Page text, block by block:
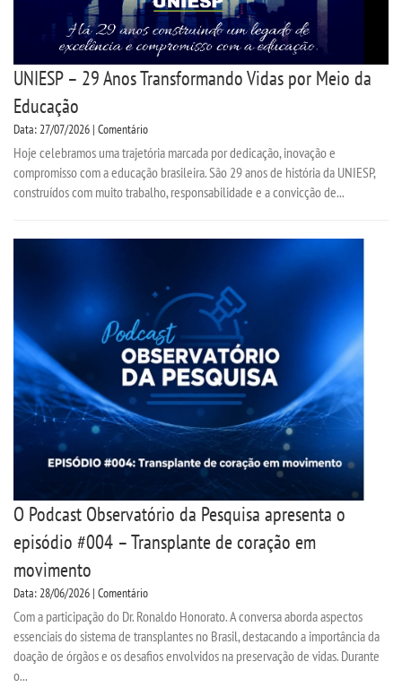
BACHARELADOS
LICENCIATURAS
TECNOLÓGICOS
VESTIBULAR
SEGUNDA GRADUAÇÃO
MATRÍCULA
EDITAL
UNIESP NEWS
BLOG CONEXÃO UNIESP
UNIESP – 29 Anos Transformando Vidas por Meio da
Educação
Data: 27/07/2026 | Comentário
Hoje celebramos uma trajetória marcada por dedicação, inovação e
compromisso com a educação brasileira. São 29 anos de história da UNIESP,
construídos com muito trabalho, responsabilidade e a convicção de...
O Podcast Observatório da Pesquisa apresenta o
episódio #004 – Transplante de coração em
movimento
Data: 28/06/2026 | Comentário
Com a participação do Dr. Ronaldo Honorato. A conversa aborda aspectos
essenciais do sistema de transplantes no Brasil, destacando a importância da
doação de órgãos e os desafios envolvidos na preservação de vidas. Durante
o...